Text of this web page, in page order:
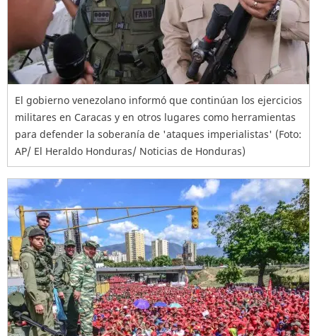
El gobierno venezolano informó que continúan los ejercicios
militares en Caracas y en otros lugares como herramientas
para defender la soberanía de 'ataques imperialistas' (Foto:
AP/ El Heraldo Honduras/ Noticias de Honduras)